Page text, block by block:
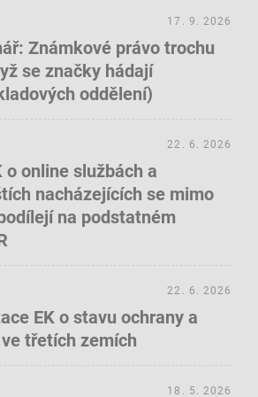
Známkové právo trochu
se značky hádají
oddělení)
17. 9. 2026
o online službách a
nacházejících se mimo
na podstatném
22. 6. 2026
EK o stavu ochrany a
třetích zemích
22. 6. 2026
18. 5. 2026